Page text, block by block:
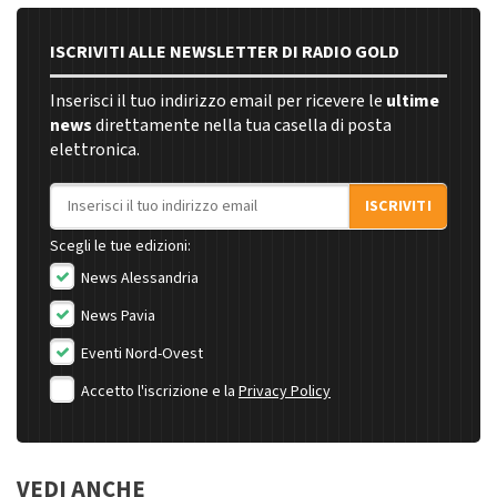
ISCRIVITI ALLE NEWSLETTER DI RADIO GOLD
Inserisci il tuo indirizzo email per ricevere le ultime
newsdirettamente nella tua casella di posta
elettronica.
Indirizzo email
ISCRIVITI
Scegli le tue edizioni:
News Alessandria
News Pavia
Eventi Nord-Ovest
Accetto l'iscrizione e la Privacy Policy
VEDI ANCHE